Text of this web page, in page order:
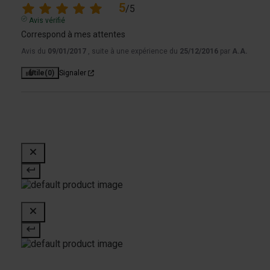
5/5
Avis vérifié
Correspond à mes attentes
Avis du 09/01/2017 , suite à une expérience du 25/12/2016 par A.A.
Utile(0) Signaler